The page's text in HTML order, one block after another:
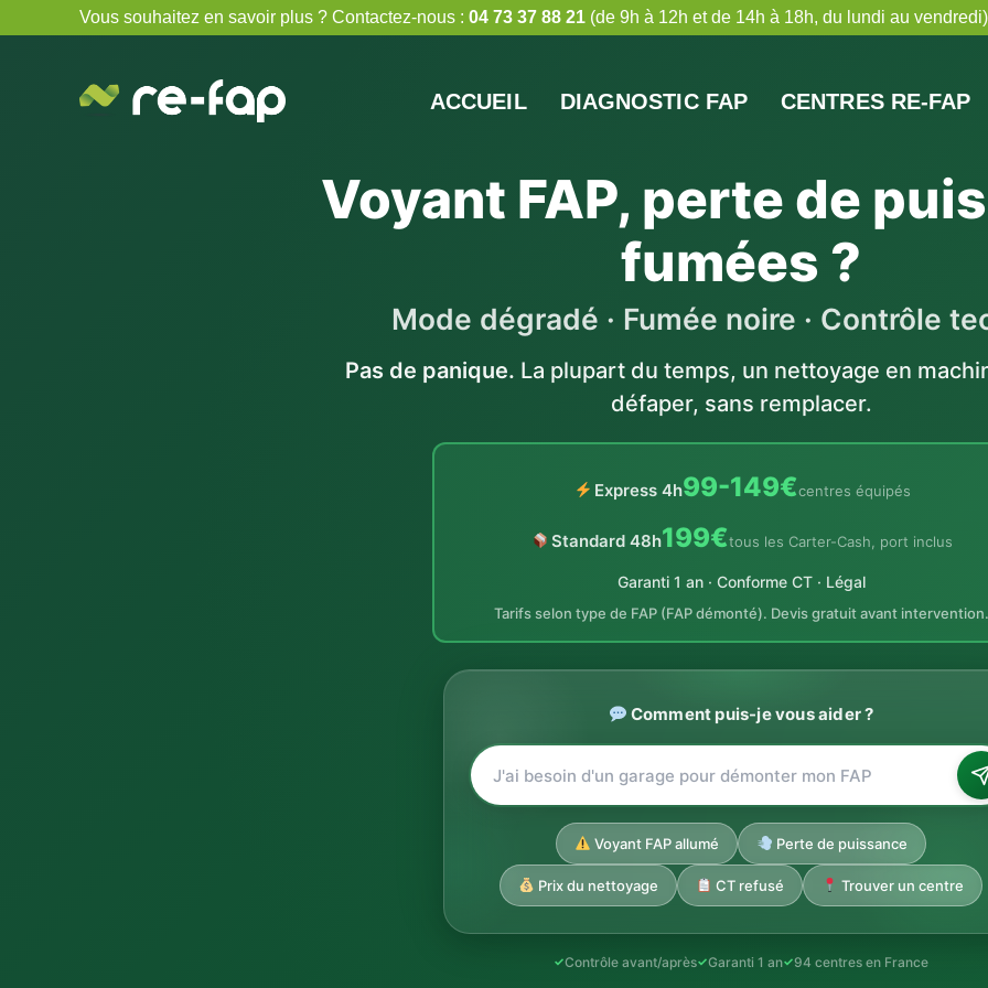
Vous souhaitez en savoir plus ? Contactez-nous : 04 73 37 88 21 (de 9h à 12h et de 14h à 18h, du lundi au
ACCUEIL DIAGNOSTIC FAP CENTRES RE-FAP
Voyant FAP, perte de
fumées ?
Mode dégradé · Fumée noire · Contrôle
Pas de panique. La plupart du temps, un nettoyage en
défaper, sans remplacer.
Express 4h99-149€centres équipés
Standard 48h199€tous les Carter-Cash, port inclus
Garanti 1 an · Conforme CT · Légal
Tarifs selon type de FAP (FAP démonté). Devis gratuit avant intervention.
Comment puis-je vous aider ?
Voyant FAP allumé Perte de puissance
Prix du nettoyage CT refusé Trouver un centre
Contrôle avant/après Garanti 1 an 94 centres en France